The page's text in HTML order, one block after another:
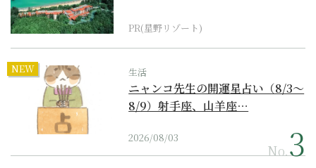
PR(星野リゾート)
NEW 生活
ニャンコ先生の開運星占い（8/3～
8/9）射手座、山羊座…
2026/08/03
No.